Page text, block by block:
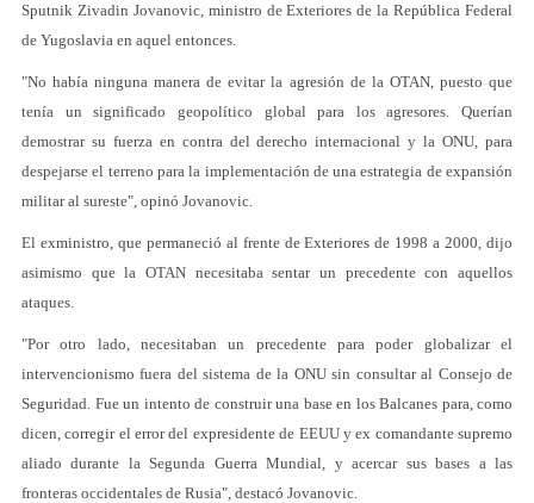
Sputnik Zivadin Jovanovic, ministro de Exteriores de la República Federal
de Yugoslavia en aquel entonces.
"No había ninguna manera de evitar la agresión de la OTAN, puesto que
tenía un significado geopolítico global para los agresores. Querían
demostrar su fuerza en contra del derecho internacional y la ONU, para
despejarse el terreno para la implementación de una estrategia de expansión
militar al sureste", opinó Jovanovic.
El exministro, que permaneció al frente de Exteriores de 1998 a 2000, dijo
asimismo que la OTAN necesitaba sentar un precedente con aquellos
ataques.
"Por otro lado, necesitaban un precedente para poder globalizar el
intervencionismo fuera del sistema de la ONU sin consultar al Consejo de
Seguridad. Fue un intento de construir una base en los Balcanes para, como
dicen, corregir el error del expresidente de EEUU y ex comandante supremo
aliado durante la Segunda Guerra Mundial, y acercar sus bases a las
fronteras occidentales de Rusia", destacó Jovanovic.